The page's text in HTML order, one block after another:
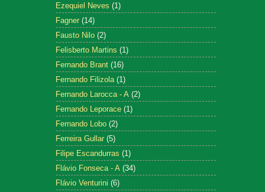
Ezequiel Neves (1)
Fagner (14)
Fausto Nilo (2)
Felisberto Martins (1)
Fernando Brant (16)
Fernando Filizola (1)
Fernando Larocca - A (2)
Fernando Leporace (1)
Fernando Lobo (2)
Ferreira Gullar (5)
Filipe Escandurras (1)
Flávio Fonseca - A (34)
Flávio Venturini (6)